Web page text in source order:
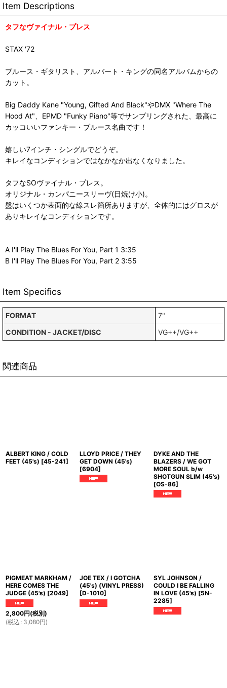
Item Descriptions
タフなヴァイナル・プレス
STAX '72
ブルース・ギタリスト、アルバート・キングの同名アルバムからの
カット。
Big Daddy Kane "Young, Gifted And Black"やDMX "Where The
Hood At"、EPMD "Funky Piano"等でサンプリングされた、最高に
カッコいいファンキー・ブルース名曲です！
嬉しい7インチ・シングルでどうぞ。
キレイなコンディションではなかなか出なくなりました。
タフなSOヴァイナル・プレス。
オリジナル・カンパニースリーヴ(日焼け小)。
盤はいくつか表面的な線スレ箇所ありますが、全体的にはグロスが
ありキレイなコンディションです。
A I'll Play The Blues For You, Part 1 3:35
B I'll Play The Blues For You, Part 2 3:55
Item Specifics
FORMAT
7"
CONDITION - JACKET/DISC
VG++/VG++
関連商品
ALBERT KING / COLD
FEET (45's) [45-241]
LLOYD PRICE / THEY
GET DOWN (45's)
[6904]
DYKE AND THE
BLAZERS / WE GOT
MORE SOUL b/w
SHOTGUN SLIM (45's)
[OS-86]
PIGMEAT MARKHAM /
HERE COMES THE
JUDGE (45's) [2049]
2,800円(税別)
(税込 : 3,080円)
JOE TEX / I GOTCHA
(45's) (VINYL PRESS)
[D-1010]
SYL JOHNSON /
COULD I BE FALLING
IN LOVE (45's) [5N-
2285]